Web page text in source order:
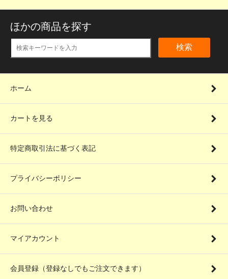
ほかの商品を探す
検索
ホーム
カートを見る
特定商取引法に基づく表記
プライバシーポリシー
お問い合わせ
マイアカウント
会員登録（登録なしでもご注文できます）